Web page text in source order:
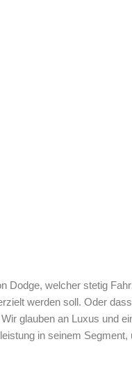
Dodge, welcher stetig
werden soll. Oder
glauben an Luxus und
in seinem Segment,